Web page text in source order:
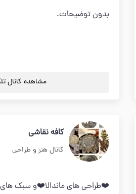
بدون توضیحات.
مشاهده کانال
كافه نقاشي
کانال هنر و طراحی
❤️طراحي هاي ماندالا❤️و سبك